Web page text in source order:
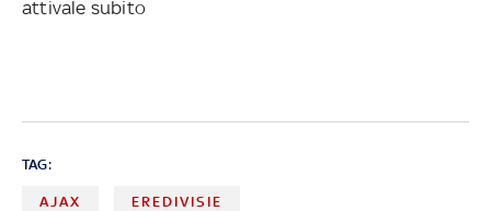
attivale subito
TAG:
AJAX EREDIVISIE